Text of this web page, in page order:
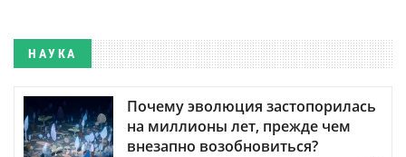
НАУКА
Почему эволюция застопорилась
на миллионы лет, прежде чем
внезапно возобновиться?